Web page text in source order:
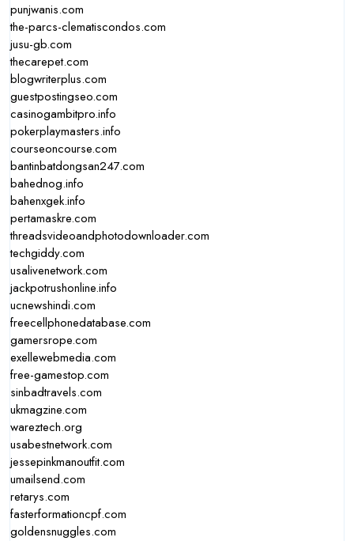
punjwanis.com
the-parcs-clematiscondos.com
jusu-gb.com
thecarepet.com
blogwriterplus.com
guestpostingseo.com
casinogambitpro.info
pokerplaymasters.info
courseoncourse.com
bantinbatdongsan247.com
bahednog.info
bahenxgek.info
pertamaskre.com
threadsvideoandphotodownloader.com
techgiddy.com
usalivenetwork.com
jackpotrushonline.info
ucnewshindi.com
freecellphonedatabase.com
gamersrope.com
exellewebmedia.com
free-gamestop.com
sinbadtravels.com
ukmagzine.com
wareztech.org
usabestnetwork.com
jessepinkmanoutfit.com
umailsend.com
retarys.com
fasterformationcpf.com
goldensnuggles.com